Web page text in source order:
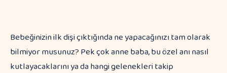
Bebeğinizin ilk dişi çıktığında ne yapacağınızı tam olarak
bilmiyor musunuz? Pek çok anne baba, bu özel anı nasıl
kutlayacaklarını ya da hangi gelenekleri takip